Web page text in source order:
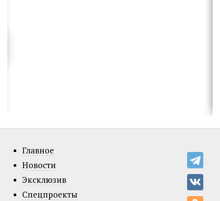
Главное
Новости
Эксклюзив
Спецпроекты